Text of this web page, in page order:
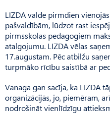
LIZDA valde pirmdien
pašvaldībām, lūdzot rast
pirmsskolas pedagogiem
atalgojumu. LIZDA vēlas
17.augustam. Pēc atbilžu
turpmāko rīcību saistībā ar
Vanaga gan sacīja, ka LIZDA
organizācijās, jo, piemēram,
nodrošināt vienlīdzīgu